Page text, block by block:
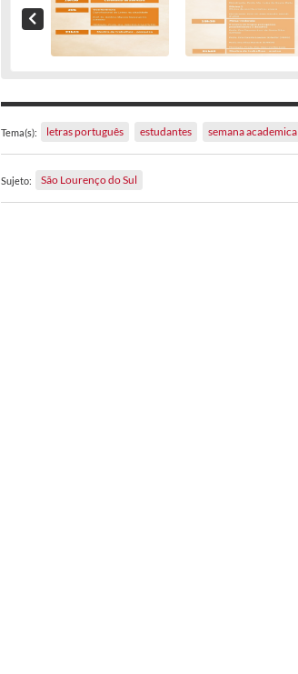
Tema(s): letras português estudantes semana academica
Sujeto: São Lourenço do Sul